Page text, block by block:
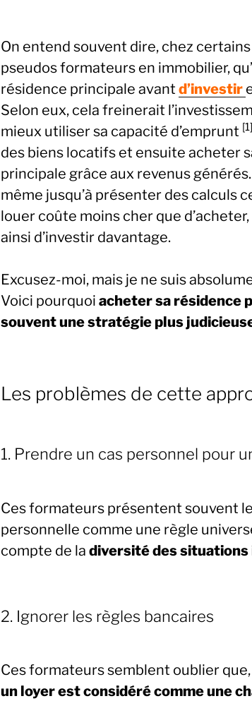
On entend souvent dire, chez
pseudos formateurs en immobilier,
résidence principale avant d’investir
Selon eux, cela freinerait
mieux utiliser sa capacité d’emprunt [1]
des biens locatifs et ensuite acheter
principale grâce aux revenus
même jusqu’à présenter des calculs
louer coûte moins cher que
ainsi d’investir davantage.
Excusez-moi, mais je ne suis
Voici pourquoi acheter sa résidence
souvent une stratégie plus
Les problèmes de cette
1. Prendre un cas personnel pour
Ces formateurs présentent souvent
personnelle comme une règle
compte de la diversité des
2. Ignorer les règles bancaires
Ces formateurs semblent oublier
un loyer est considéré comme une